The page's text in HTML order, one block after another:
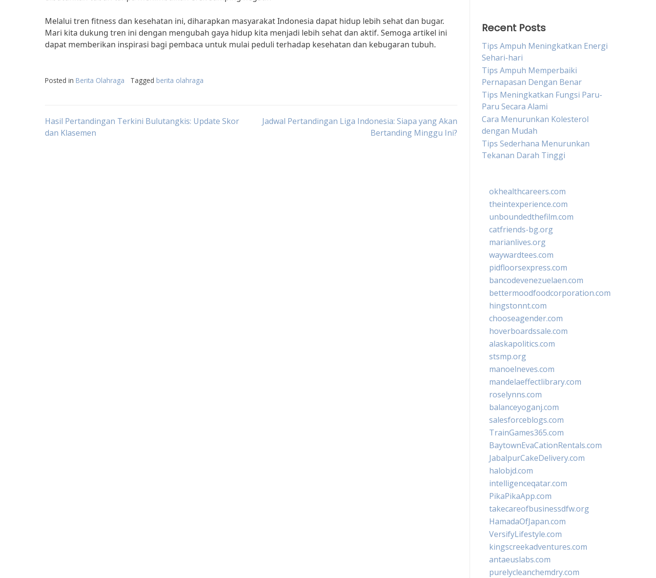
Melalui tren fitness dan kesehatan ini, diharapkan masyarakat Indonesia dapat hidup lebih sehat dan bugar.
Mari kita dukung tren ini dengan mengubah gaya hidup kita menjadi lebih sehat dan aktif. Semoga artikel ini
dapat memberikan inspirasi bagi pembaca untuk mulai peduli terhadap kesehatan dan kebugaran tubuh.
Posted in Berita Olahraga Tagged berita olahraga
Post
Hasil Pertandingan Terkini Bulutangkis: Update Skor
dan Klasemen
Jadwal Pertandingan Liga Indonesia: Siapa yang Akan
Bertanding Minggu Ini?
Recent Posts
Tips Ampuh Meningkatkan Energi
Sehari-hari
Tips Ampuh Memperbaiki
Pernapasan Dengan Benar
Tips Meningkatkan Fungsi Paru-
Paru Secara Alami
Cara Menurunkan Kolesterol
dengan Mudah
Tips Sederhana Menurunkan
Tekanan Darah Tinggi
okhealthcareers.com
theintexperience.com
unboundedthefilm.com
catfriends-bg.org
marianlives.org
waywardtees.com
pidfloorsexpress.com
bancodevenezuelaen.com
bettermoodfoodcorporation.com
hingstonnt.com
chooseagender.com
hoverboardssale.com
alaskapolitics.com
stsmp.org
manoelneves.com
mandelaeffectlibrary.com
roselynns.com
balanceyoganj.com
salesforceblogs.com
TrainGames365.com
BaytownEvaCationRentals.com
JabalpurCakeDelivery.com
halobjd.com
intelligenceqatar.com
PikaPikaApp.com
takecareofbusinessdfw.org
HamadaOfJapan.com
VersifyLifestyle.com
kingscreekadventures.com
antaeuslabs.com
purelycleanchemdry.com